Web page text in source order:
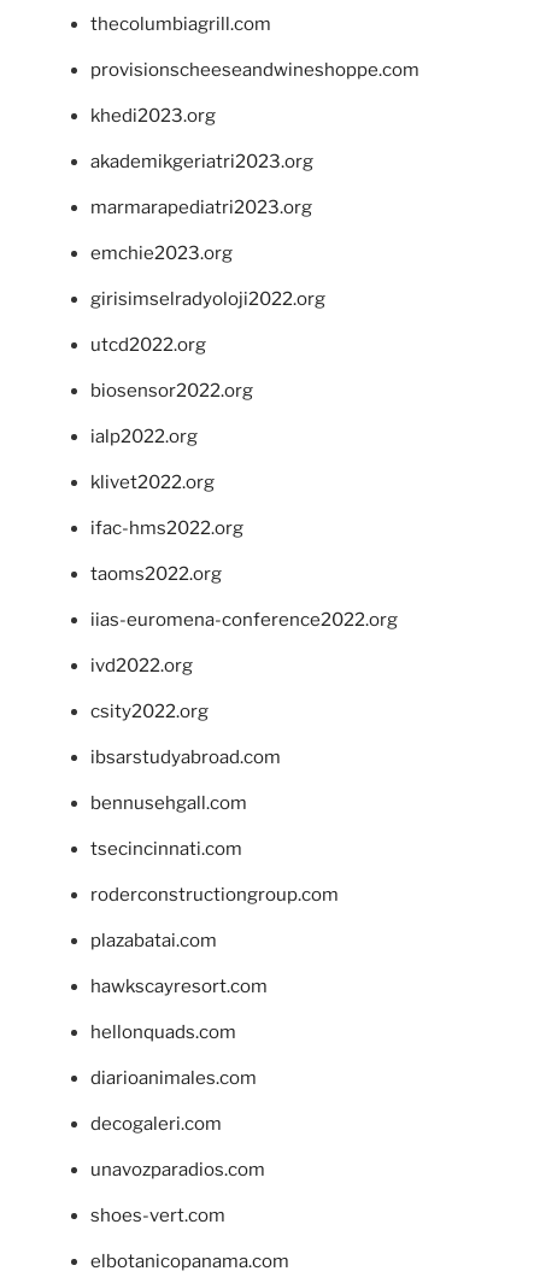
thecolumbiagrill.com
provisionscheeseandwineshoppe.com
khedi2023.org
akademikgeriatri2023.org
marmarapediatri2023.org
emchie2023.org
girisimselradyoloji2022.org
utcd2022.org
biosensor2022.org
ialp2022.org
klivet2022.org
ifac-hms2022.org
taoms2022.org
iias-euromena-conference2022.org
ivd2022.org
csity2022.org
ibsarstudyabroad.com
bennusehgall.com
tsecincinnati.com
roderconstructiongroup.com
plazabatai.com
hawkscayresort.com
hellonquads.com
diarioanimales.com
decogaleri.com
unavozparadios.com
shoes-vert.com
elbotanicopanama.com